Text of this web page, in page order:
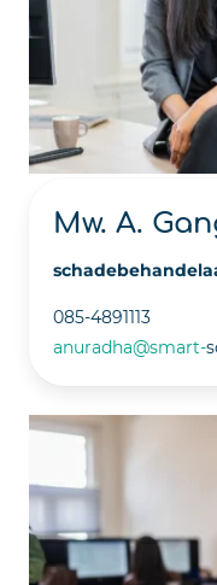
Mw. A.
085-4891113
anuradha@smart-